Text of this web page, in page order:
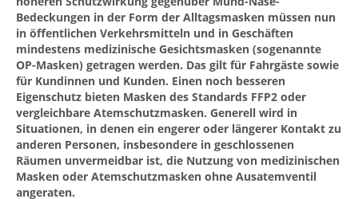
Bedeckungen in der Form der Alltagsmasken müssen nun
in öffentlichen Verkehrsmitteln und in Geschäften
mindestens medizinische Gesichtsmasken (sogenannte
OP-Masken) getragen werden. Das gilt für Fahrgäste sowie
für Kundinnen und Kunden. Einen noch besseren
Eigenschutz bieten Masken des Standards FFP2 oder
vergleichbare Atemschutzmasken. Generell wird in
Situationen, in denen ein engerer oder längerer Kontakt zu
anderen Personen, insbesondere in geschlossenen
Räumen unvermeidbar ist, die Nutzung von medizinischen
Masken oder Atemschutzmasken ohne Ausatemventil
angeraten.